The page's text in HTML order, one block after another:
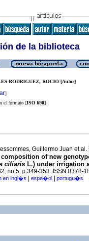
de la biblioteca
RODRIGUEZ, ROCIO [Autor]
]
el formato [ISO 690]
Guillermo Juan et al.
of new
ciliaris L.) under irrigation
no.5, p.349-353. ISSN 0378-
en ingl�s espa�ol portugu�s